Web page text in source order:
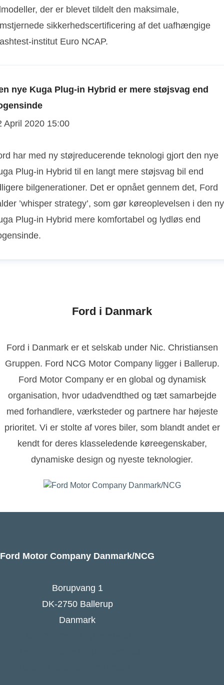
der er blevet tildelt den maksimale,
sikkerhedscertificering af det uafhængige
institut Euro NCAP.
nye Kuga Plug-in Hybrid er mere støjsvag end
April 2020 15:00
har med ny støjreducerende teknologi gjort den nye
Plug-in Hybrid til en langt mere støjsvag bil end
bilgenerationer. Det er opnået gennem det, Ford
’whisper strategy’, som gør køreoplevelsen i den
Plug-in Hybrid mere komfortabel og lydløs end
Ford i Danmark
Ford i Danmark er et selskab under Nic. Christiansen
Gruppen. Ford NCG Motor Company ligger i Ballerup.
Ford Motor Company er en global og dynamisk
organisation, hvor udadvendthed og tæt samarbejde
med forhandlere, værksteder og partnere har højeste
prioritet. Vi er stolte af vores biler, som blandt andet er
kendt for deres klasseledende køreegenskaber,
dynamiske design og nyeste teknologier.
Ford Motor Company Danmark/NCG
Borupvang 1
DK-2750 Ballerup
Danmark